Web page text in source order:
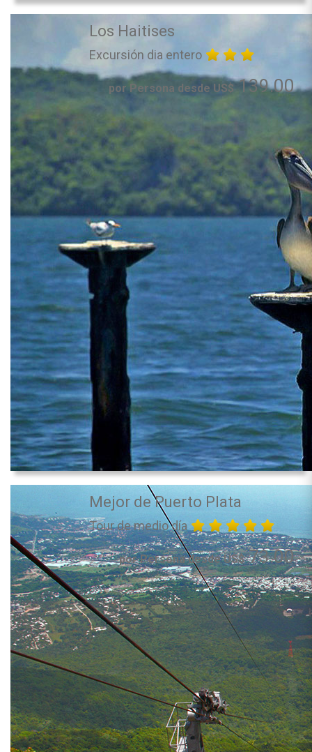
Los Haitises
Excursión dia entero
por Persona desde US$139.00
Mejor de Puerto Plata
Tour de medio día
por Persona desde US$73.00